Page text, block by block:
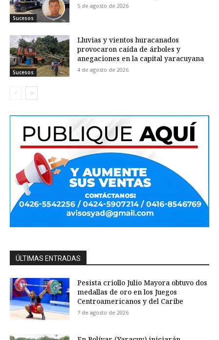
Sucesos
5 de agosto de 2026
Sucesos
Lluvias y vientos huracanados
provocaron caída de árboles y
anegaciones en la capital yaracuyana
4 de agosto de 2026
ÚLTIMAS ENTRADAS
Pesista criollo Julio Mayora obtuvo dos
medallas de oro en los Juegos
Centroamericanos y del Caribe
7 de agosto de 2026